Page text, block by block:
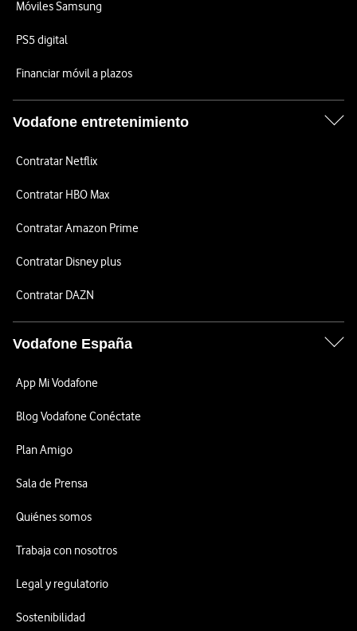
Móviles Samsung
PS5 digital
Financiar móvil a plazos
Vodafone entretenimiento
Contratar Netflix
Contratar HBO Max
Contratar Amazon Prime
Contratar Disney plus
Contratar DAZN
Vodafone España
App Mi Vodafone
Blog Vodafone Conéctate
Plan Amigo
Sala de Prensa
Quiénes somos
Trabaja con nosotros
Legal y regulatorio
Sostenibilidad